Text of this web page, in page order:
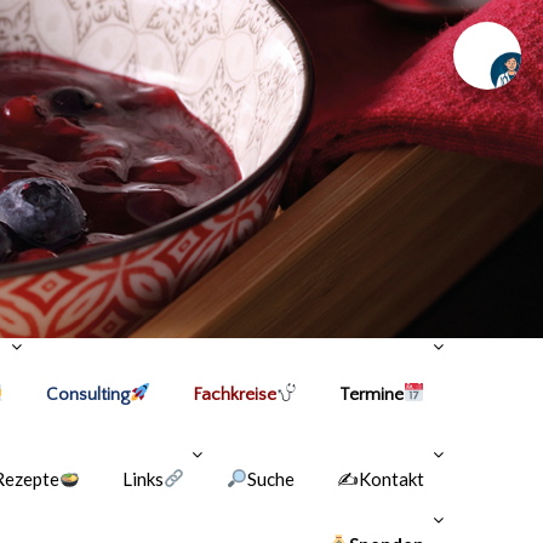
Consulting Fachkreise Termine
Links Suche ✍Kontakt
Chat